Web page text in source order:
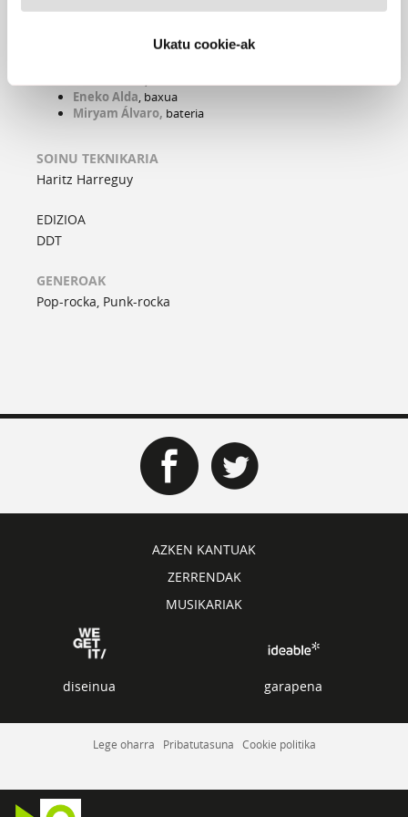
Ukatu cookie-ak
Eneko Alda, baxua
Miryam Álvaro, bateria
SOINU TEKNIKARIA
Haritz Harreguy
EDIZIOA
DDT
GENEROAK
Pop-rocka, Punk-rocka
AZKEN KANTUAK
ZERRENDAK
MUSIKARIAK
diseinua garapena
Lege oharra Pribatutasuna Cookie politika